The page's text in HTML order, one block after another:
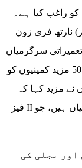
فرموں کو راغب کیا ہے۔
نارتھ فری زون (جی ایف زیڈ کا فیز II) بھی مکمل طور پر تیار ہو
سرگرمیاں
شروع کر دی ہیں۔ ہم ایک یا دو سال کے اندر 50 مزید کمپنیوں کو
نے مزید کہا کہ
فیز II میں آنے والی چینی کمپنیاں بڑی اور نمایاں کمپنیاں ہیں، جو
بجلی کی